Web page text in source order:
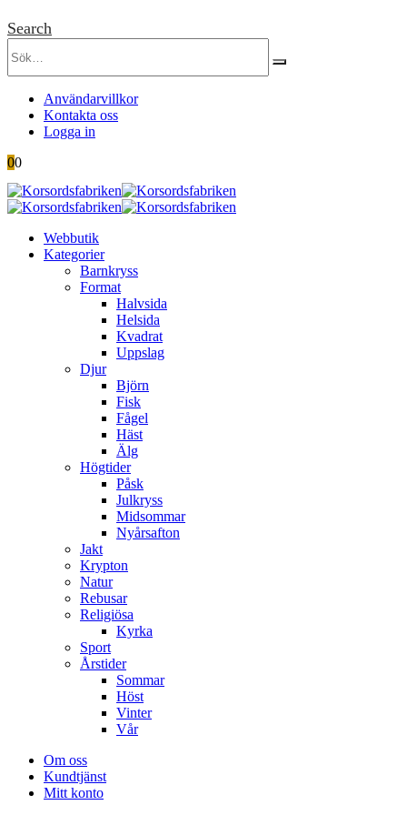
Search
Användarvillkor
Kontakta oss
Logga in
00
Webbutik
Kategorier
Barnkryss
Format
Halvsida
Helsida
Kvadrat
Uppslag
Djur
Björn
Fisk
Fågel
Häst
Älg
Högtider
Påsk
Julkryss
Midsommar
Nyårsafton
Jakt
Krypton
Natur
Rebusar
Religiösa
Kyrka
Sport
Årstider
Sommar
Höst
Vinter
Vår
Om oss
Kundtjänst
Mitt konto